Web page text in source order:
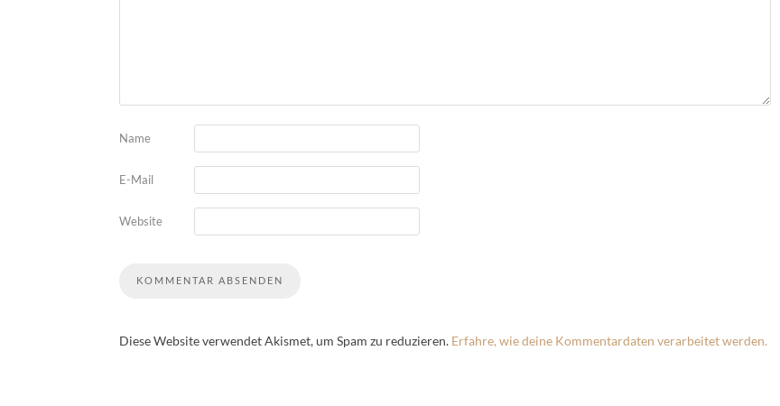
Name
E-Mail
Website
Diese Website verwendet Akismet, um Spam zu reduzieren. Erfahre, wie deine Kommentardaten verarbeitet werden.